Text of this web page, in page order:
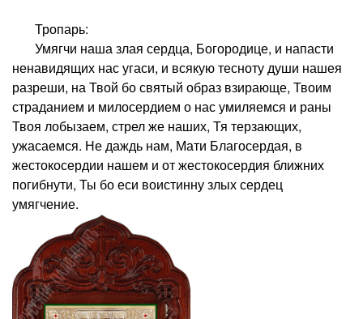
Тропарь:
Умягчи наша злая сердца, Богородице, и напасти
ненавидящих нас угаси, и всякую тесноту души нашея
разреши, на Твой бо святый образ взирающе, Твоим
страданием и милосердием о нас умиляемся и раны
Твоя лобызаем, стрел же наших, Тя терзающих,
ужасаемся. Не даждь нам, Мати Благосердая, в
жестокосердии нашем и от жестокосердия ближних
погибнути, Ты бо еси воистинну злых сердец
умягчение.